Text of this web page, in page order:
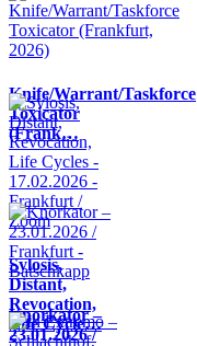
Knife/Warrant/Taskforce
Toxicator
(Frank…
Sylosis,
Distant,
Revocation,
Life Cycle…
Knorkator –
23.01.2026 /